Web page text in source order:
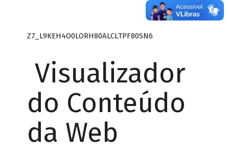
Z7_L9KEH4O0LORH80ALCLTPF80SN6
Visualizador
do Conteúdo
da Web